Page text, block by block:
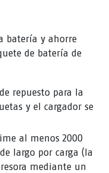
batería y ahorre
de batería de
repuesto para la
y el cargador se
al menos 2000
largo por carga (la
mediante un